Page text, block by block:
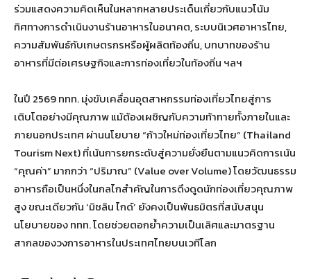
ร่วมแสดงความคิดเห็นในหลากหลายประเด็นเกี่ยวกับแนวโน้ม
ทิศทางการดำเนินงานร้านอาหารในอนาคต, ระบบนิเวศอาหารไทย,
ความสัมพันธ์กับเกษตรกรหรือผู้ผลิตท้องถิ่น, บทบาทของร้าน
อาหารที่มีต่อเศรษฐกิจและการท่องเที่ยวในท้องถิ่น ฯลฯ
ในปี 2569 ททท. มุ่งขับเคลื่อนอุตสาหกรรมท่องเที่ยวไทยสู่การ
เติบโตอย่างมีคุณภาพ แม้ต้องเผชิญกับความท้าทายทั้งภายในและ
ภายนอกประเทศ ผ่านนโยบาย “ก้าวใหม่ท่องเที่ยวไทย” (Thailand
Tourism Next) ที่เน้นการยกระดับสู่ความยั่งยืนตามแนวคิดการเน้น
“คุณค่า” มากกว่า “ปริมาณ” (Value over Volume) โดยวัฒนธรรม
อาหารถือเป็นหนึ่งในกลไกสำคัญในการดึงดูดนักท่องเที่ยวคุณภาพ
สูง ขณะเดียวกัน ‘มิชลิน ไกด์’ ยังคงเป็นพันธมิตรที่สนับสนุน
นโยบายของ ททท. โดยช่วยตอกย้ำความเป็นเลิศและมาตรฐาน
สากลของวงการอาหารในประเทศไทยบนเวทีโลก